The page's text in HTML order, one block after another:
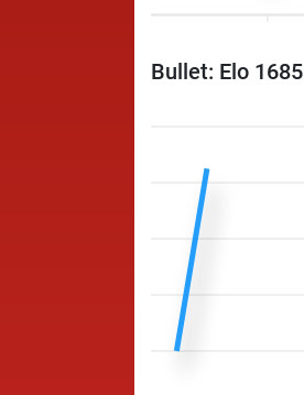
Bullet: Elo 1685